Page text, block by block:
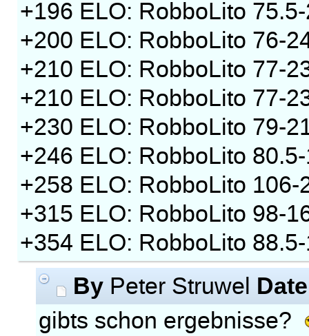
+196 ELO: RobboLito
+200 ELO: RobboLito 76-
+210 ELO: RobboLito 77-
+210 ELO: RobboLito 77-
+230 ELO: RobboLito 79-
+246 ELO: RobboLito
+258 ELO: RobboLito
+315 ELO: RobboLito 98-
+354 ELO: RobboLito
By Peter Struwel Date
gibts schon ergebnisse?